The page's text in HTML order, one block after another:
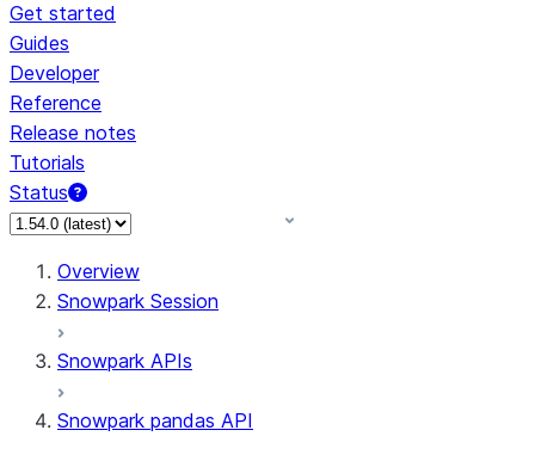
Get started
Guides
Developer
Reference
Release notes
Tutorials
Status
Overview
Snowpark Session
Snowpark APIs
Snowpark pandas API